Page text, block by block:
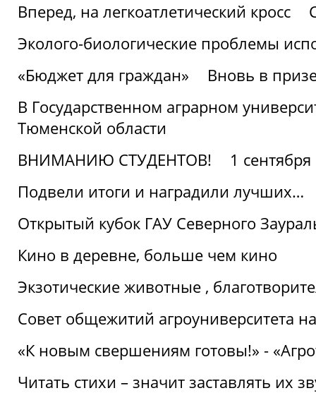
Вперед, на легкоатлетический кросс
Эколого-биологические проблемы
«Бюджет для граждан»
Вновь в
В Государственном аграрном
Тюменской области
ВНИМАНИЮ СТУДЕНТОВ!
1 сентября
Подвели итоги и наградили лучших…
Открытый кубок ГАУ Северного
Кино в деревне, больше чем кино
Экзотические животные ,
Совет общежитий агроуниверситета
«К новым свершениям готовы!» -
Читать стихи – значит заставлять их